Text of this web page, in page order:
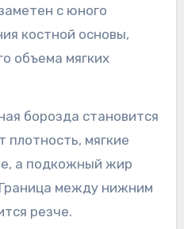
с юного
костной основы,
объема мягких
борозда становится
плотность, мягкие
а подкожный жир
между нижним
резче.